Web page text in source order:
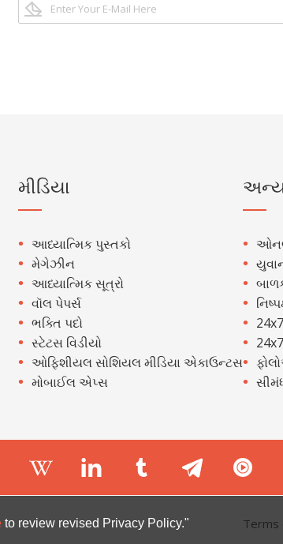
to review revised Privacy Policy."
મીડિયા
આધ્યાત્મિક પુસ્તકો
મેગેઝીન
આધ્યાત્મિક સૂત્રો
વૉલ પેપર્સ
ભક્તિ પદો
સ્ટેટસ વિડીયો
ઓફિશીયલ સોશિયલ મીડિયા એકાઉન્ટસ
મોબાઈલ એપ્સ
Terms